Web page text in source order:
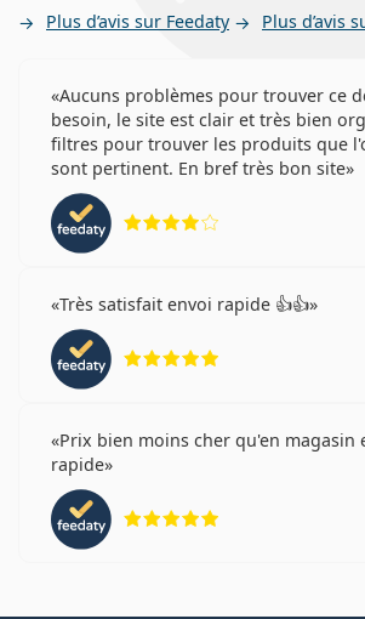
Plus d’avis sur Feedaty Plus d’avis
Aucuns problèmes pour trouver ce
besoin, le site est clair et très bien
filtres pour trouver les produits que
sont pertinent. En bref très bon site
Très satisfait envoi rapide 👍👍
Prix bien moins cher qu'en magasin
rapide